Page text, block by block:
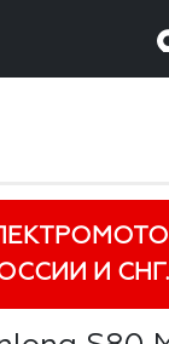
И СНГ.